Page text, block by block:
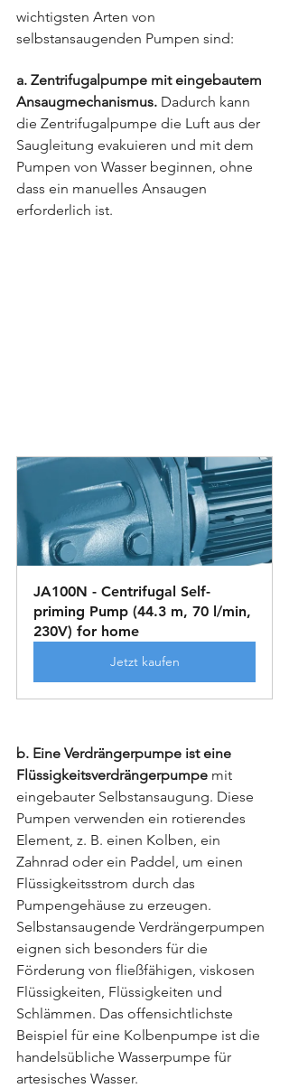
wichtigsten Arten von
selbstansaugenden Pumpen sind:
a. Zentrifugalpumpe mit eingebautem
Ansaugmechanismus. Dadurch kann
die Zentrifugalpumpe die Luft aus der
Saugleitung evakuieren und mit dem
Pumpen von Wasser beginnen, ohne
dass ein manuelles Ansaugen
erforderlich ist.
JA100N - Centrifugal Self-
priming Pump (44.3 m, 70 l/min,
230V) for home
Jetzt kaufen
b. Eine Verdrängerpumpe ist eine
Flüssigkeitsverdrängerpumpe mit
eingebauter Selbstansaugung. Diese
Pumpen verwenden ein rotierendes
Element, z. B. einen Kolben, ein
Zahnrad oder ein Paddel, um einen
Flüssigkeitsstrom durch das
Pumpengehäuse zu erzeugen.
Selbstansaugende Verdrängerpumpen
eignen sich besonders für die
Förderung von fließfähigen, viskosen
Flüssigkeiten, Flüssigkeiten und
Schlämmen. Das offensichtlichste
Beispiel für eine Kolbenpumpe ist die
handelsübliche Wasserpumpe für
artesisches Wasser.